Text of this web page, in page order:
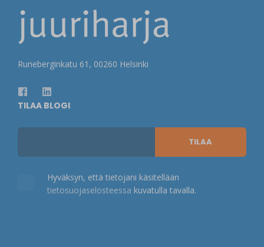
Runeberginkatu 61, 00260 Helsinki
TILAA BLOGI
Hyväksyn, että tietojani käsitellään
tietosuojaselosteessa kuvatulla tavalla.